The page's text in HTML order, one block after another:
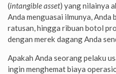
(intangible asset) yang nilainya
Anda menguasai ilmunya, Anda
ratusan, hingga ribuan botol
dengan merek dagang Anda
Apakah Anda seorang pelaku
ingin menghemat biaya